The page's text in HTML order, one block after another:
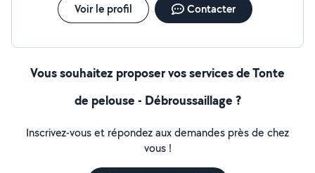
Voir le profil Contacter
Vous souhaitez proposer vos services de Tonte
de pelouse - Débroussaillage ?
Inscrivez-vous et répondez aux demandes près de chez
vous !